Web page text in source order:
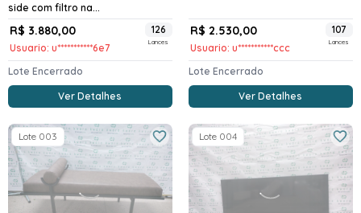
side com filtro na...
R$ 3.880,00
Usuario: u***********6e7
126
Lances
Lote Encerrado
Ver Detalhes
R$ 2.530,00
Usuario: u***********ccc
107
Lances
Lote Encerrado
Ver Detalhes
Lote 003 Lote 004